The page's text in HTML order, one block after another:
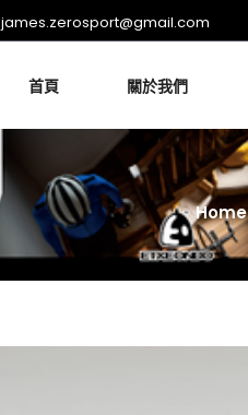
james.zerosport@gmail.com
首頁 關於我們
Home